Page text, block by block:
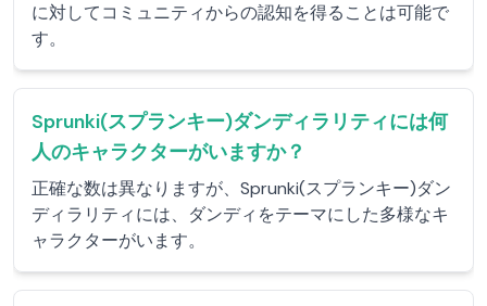
に対してコミュニティからの認知を得ることは可能で
す。
Sprunki(スプランキー)ダンディラリティには何
人のキャラクターがいますか？
正確な数は異なりますが、Sprunki(スプランキー)ダン
ディラリティには、ダンディをテーマにした多様なキ
ャラクターがいます。